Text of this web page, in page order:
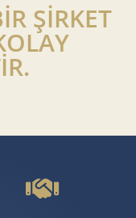
ŞİRKET